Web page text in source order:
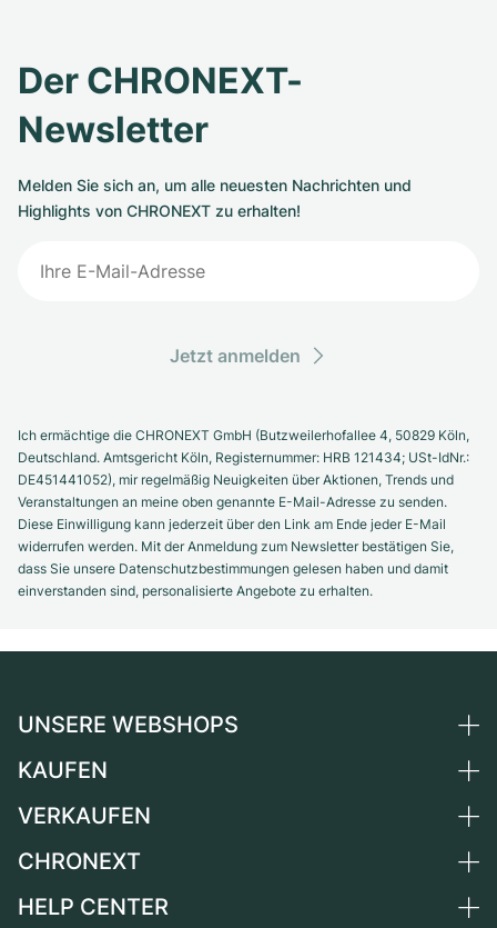
Der CHRONEXT-
Newsletter
Melden Sie sich an, um alle neuesten Nachrichten und
Highlights von CHRONEXT zu erhalten!
Jetzt anmelden
Ich ermächtige die CHRONEXT GmbH (Butzweilerhofallee 4, 50829 Köln,
Deutschland. Amtsgericht Köln, Registernummer: HRB 121434; USt-IdNr.:
DE451441052), mir regelmäßig Neuigkeiten über Aktionen, Trends und
Veranstaltungen an meine oben genannte E-Mail-Adresse zu senden.
Diese Einwilligung kann jederzeit über den Link am Ende jeder E-Mail
widerrufen werden. Mit der Anmeldung zum Newsletter bestätigen Sie,
dass Sie unsere Datenschutzbestimmungen gelesen haben und damit
einverstanden sind, personalisierte Angebote zu erhalten.
UNSERE WEBSHOPS
Deutschland
Schweiz
Frankreich
KAUFEN
Alle Luxusuhren
Independent Brands
VERKAUFEN
Uhr verkaufen
CHRONEXT
Über uns
HELP CENTER